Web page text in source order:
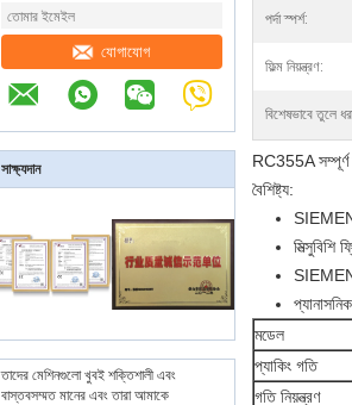
যোগাযোগ
সাক্ষ্যদান
তাদের মেশিনগুলো খুবই শক্তিশালী এবং
বাস্তবসম্মত মানের এবং তারা আমাকে
পর্দা স্পর্শ:
ফিল্ম নিয়ন্ত্রণ:
বিশেষভাবে তুলে
RC355A সম্পূর্ণ
বৈশিষ্ট্য:
মিত্সুবিশি
মডেল
প্যাকিং গতি
গতি নিয়ন্ত্রণ